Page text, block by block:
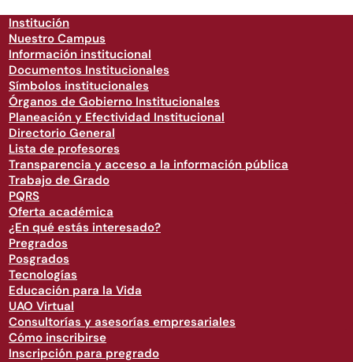
Institución
Nuestro Campus
Información institucional
Documentos Institucionales
Símbolos institucionales
Órganos de Gobierno Institucionales
Planeación y Efectividad Institucional
Directorio General
Lista de profesores
Transparencia y acceso a la información pública
Trabajo de Grado
PQRS
Oferta académica
¿En qué estás interesado?
Pregrados
Posgrados
Tecnologías
Educación para la Vida
UAO Virtual
Consultorías y asesorías empresariales
Cómo inscribirse
Inscripción para pregrado